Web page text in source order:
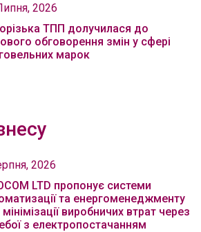
2026
ТПП долучилася до
обговорення змін у сфері
марок
2026
LTD пропонує системи
та енергоменеджменту
виробничих втрат через
з електропостачанням